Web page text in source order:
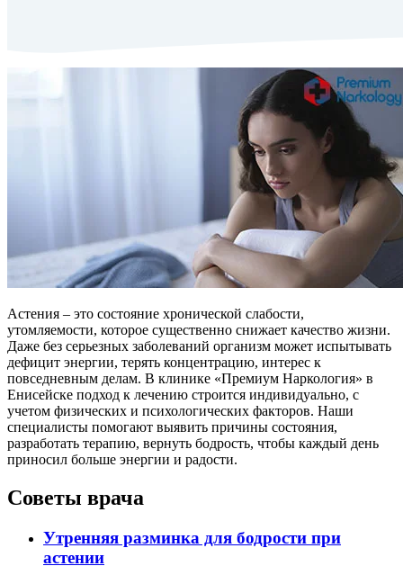
Астения – это состояние хронической слабости,
утомляемости, которое существенно снижает качество жизни.
Даже без серьезных заболеваний организм может испытывать
дефицит энергии, терять концентрацию, интерес к
повседневным делам. В клинике «Премиум Наркология» в
Енисейске подход к лечению строится индивидуально, с
учетом физических и психологических факторов. Наши
специалисты помогают выявить причины состояния,
разработать терапию, вернуть бодрость, чтобы каждый день
приносил больше энергии и радости.
Советы врача
Утренняя разминка для бодрости при
астении